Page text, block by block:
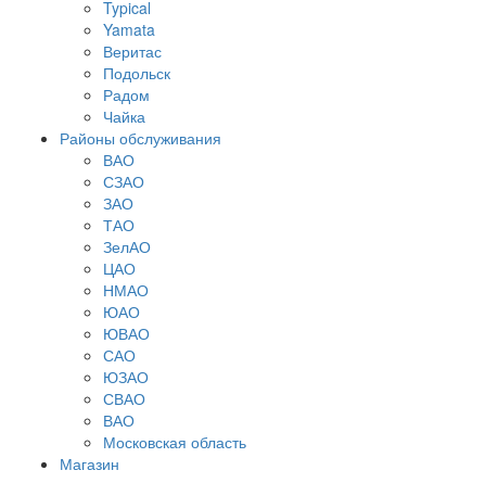
Typical
Yamata
Веритас
Подольск
Радом
Чайка
Районы обслуживания
ВАО
СЗАО
ЗАО
ТАО
ЗелАО
ЦАО
НМАО
ЮАО
ЮВАО
САО
ЮЗАО
СВАО
ВАО
Московская область
Магазин